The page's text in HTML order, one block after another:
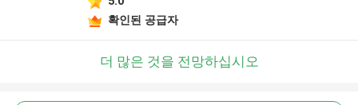
확인된 공급자
더 많은 것을 전망하십시오